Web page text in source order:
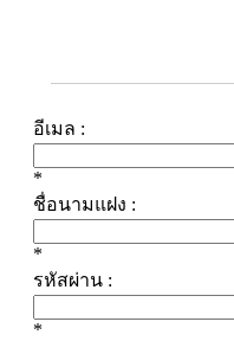
อีเมล :
*
ชื่อนามแฝง :
*
รหัสผ่าน :
*